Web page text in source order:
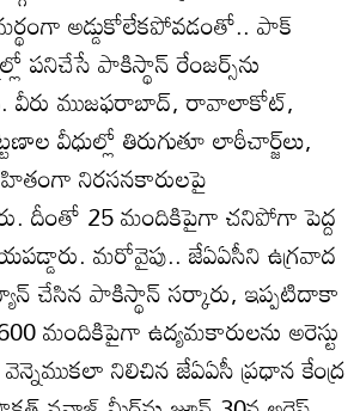
అడ్డుకోలేకపోవడంతో.. పాక్‌
పనిచేసే పాకిస్థాన్‌ రేంజర్స్‌ను
వీరు ముజఫరాబాద్‌, రావాలాకోట్‌,
వీధుల్లో తిరుగుతూ లాఠీచార్జ్‌లు,
నిరసనకారులపై
దీంతో 25 మందికిపైగా చనిపోగా పెద్ద
మరోవైపు.. జేఏఏసీని ఉగ్రవాద
చేసిన పాకిస్థాన్‌ సర్కారు, ఇప్పటిదాకా
మందికిపైగా ఉద్యమకారులను అరెస్టు
నిలిచిన జేఏఏసీ ప్రధాన కేంద్ర